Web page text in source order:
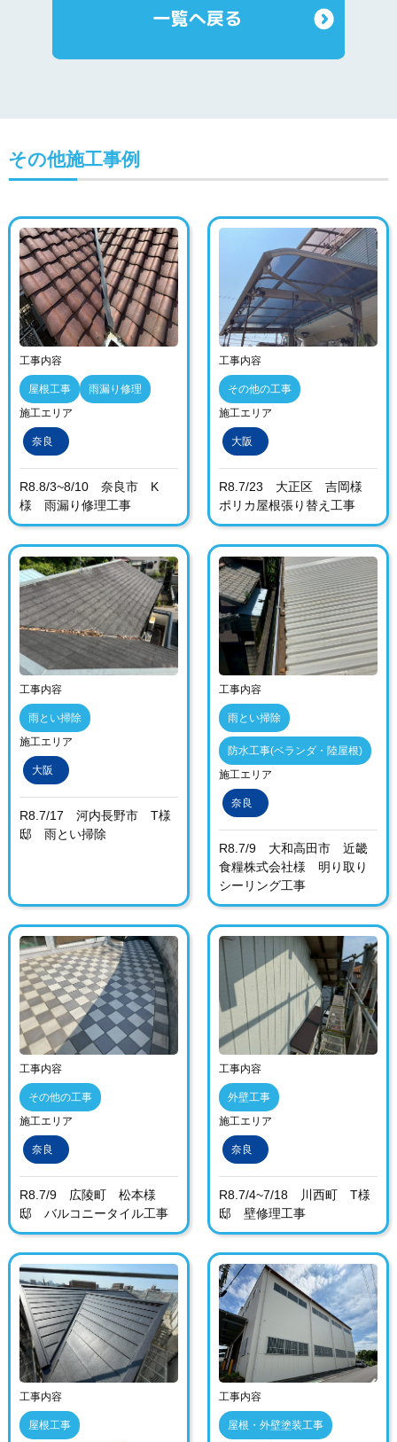
その他施工事例
工事内容
屋根工事
雨漏り修理
施工エリア
奈良
R8.8/3~8/10 奈良市 K
様 雨漏り修理工事
工事内容
その他の工事
施工エリア
大阪
R8.7/23 大正区 吉岡様
ポリカ屋根張り替え工事
工事内容
雨とい掃除
施工エリア
大阪
R8.7/17 河内長野市 T様
邸 雨とい掃除
工事内容
雨とい掃除
防水工事(ベランダ・陸屋根)
施工エリア
奈良
R8.7/9 大和高田市 近畿
食糧株式会社様 明り取り
シーリング工事
工事内容
その他の工事
施工エリア
奈良
R8.7/9 広陵町 松本様
邸 バルコニータイル工事
工事内容
外壁工事
施工エリア
奈良
R8.7/4~7/18 川西町 T様
邸 壁修理工事
工事内容
屋根工事
工事内容
屋根・外壁塗装工事